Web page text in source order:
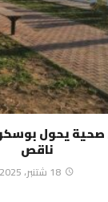
يحول
ناقص
18 شتنبر، 2025